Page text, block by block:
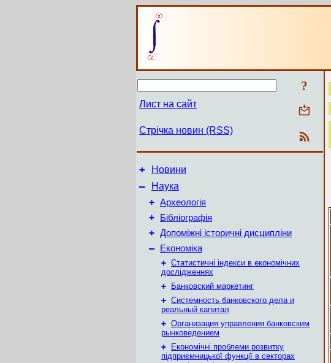
?
Лист на сайт
Стрічка новин (RSS)
+ Новини
–
Наука
+ Археологія
+ Бібліографія
+ Допоміжні історичні дисципліни
– Економіка
+ Статистичні індекси в економічних
дослідженнях
+
Банковский маркетинг
+ Системность банковского дела и
реальный капитал
+ Организация управления банковским
рынковедением
+
Економічні проблеми розвитку
підприємницької функції в секторах